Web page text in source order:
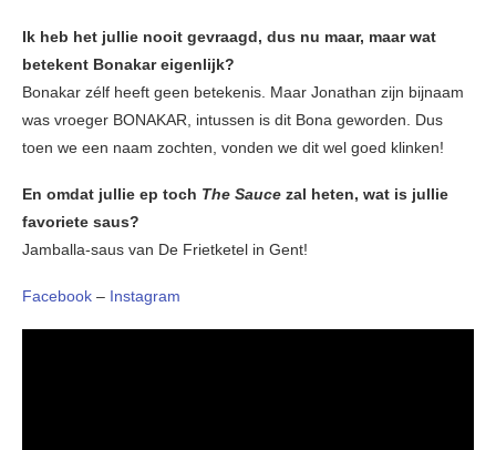
Ik heb het jullie nooit gevraagd, dus nu maar, maar wat
betekent Bonakar eigenlijk?
Bonakar zélf heeft geen betekenis. Maar Jonathan zijn bijnaam
was vroeger BONAKAR, intussen is dit Bona geworden. Dus
toen we een naam zochten, vonden we dit wel goed klinken!
En omdat jullie ep toch The Sauce zal heten, wat is jullie
favoriete saus?
Jamballa-saus van De Frietketel in Gent!
Facebook – Instagram